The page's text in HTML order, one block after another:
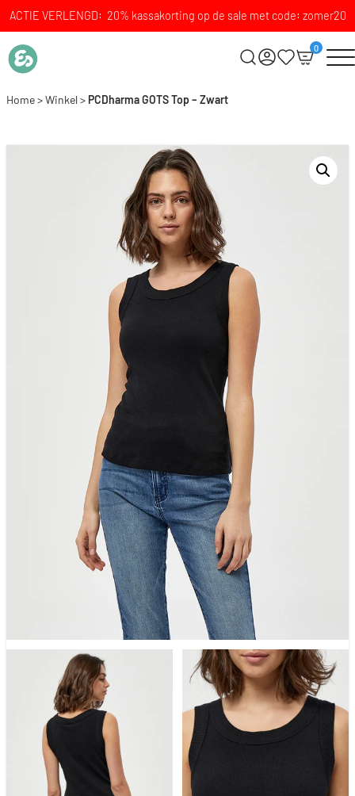
ACTIE VERLENGD: 20% kassakorting op de sale met code: zomer20
0
Home>Winkel> PCDharma GOTS Top – Zwart